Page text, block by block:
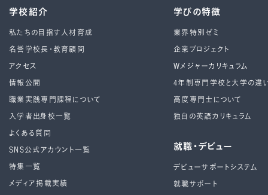
学校紹介
私たちの目指す人材育成
名誉学校長・教育顧問
アクセス
情報公開
職業実践専門課程について
入学者出身校一覧
よくある質問
SNS公式アカウント一覧
特集一覧
メディア掲載実績
学びの特徴
業界特別ゼミ
企業プロジェクト
Wメジャーカリキュラム
4年制専⾨学校と⼤学の違
高度専門士について
独自の英語カリキュラム
就職・デビュー
デビューサポートシステム
就職サポート